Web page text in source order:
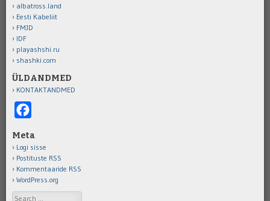
albatross.land
Eesti Kabeliit
FMJD
IDF
playashshi.ru
shashki.com
ÜLDANDMED
KONTAKTANDMED
Meta
Logi sisse
Postituste RSS
Kommentaaride RSS
WordPress.org
Search